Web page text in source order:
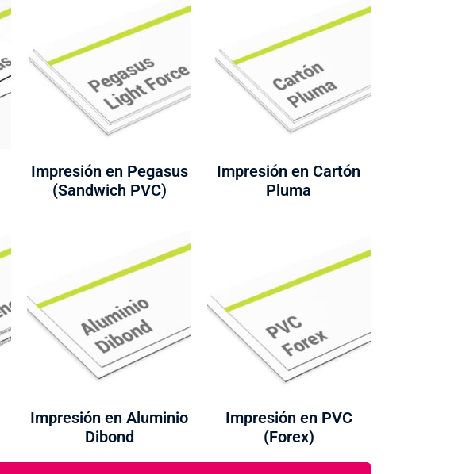
Impresión en Pegasus
(Sandwich PVC)
Impresión en Cartón
Pluma
Impresión en Aluminio
Dibond
Impresión en PVC
(Forex)